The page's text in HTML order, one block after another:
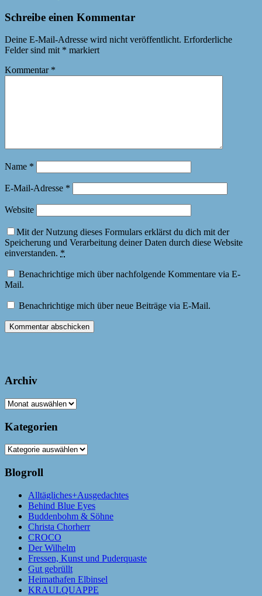
Schreibe einen Kommentar
Deine E-Mail-Adresse wird nicht veröffentlicht. Erforderliche
Felder sind mit * markiert
Kommentar *
Name *
E-Mail-Adresse *
Website
Mit der Nutzung dieses Formulars erklärst du dich mit der
Speicherung und Verarbeitung deiner Daten durch diese Website
einverstanden. *
Benachrichtige mich über nachfolgende Kommentare via E-
Mail.
Benachrichtige mich über neue Beiträge via E-Mail.
Archiv
Archiv
Kategorien
Kategorien
Blogroll
Alltägliches+Ausgedachtes
Behind Blue Eyes
Buddenbohm & Söhne
Christa Chorherr
CROCO
Der Wilhelm
Fressen, Kunst und Puderquaste
Gut gebrüllt
Heimathafen Elbinsel
KRAULQUAPPE